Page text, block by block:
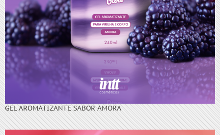
GEL AROMATIZANTE SABOR AMORA